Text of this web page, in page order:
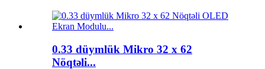
0.33 düymlük Mikro 32 x 62
Nöqtəli...